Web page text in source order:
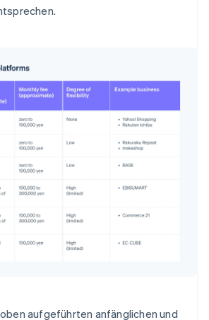
aufgeführten anfänglichen und